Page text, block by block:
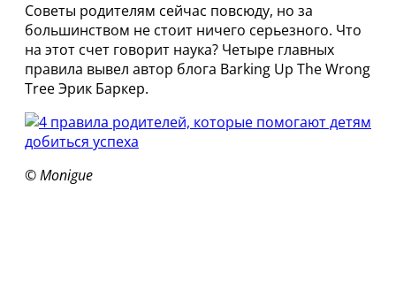
Советы родителям сейчас повсюду, но за
большинством не стоит ничего серьезного. Что
на этот счет говорит наука? Четыре главных
правила вывел автор блога Barking Up The Wrong
Tree Эрик Баркер.
© Monigue